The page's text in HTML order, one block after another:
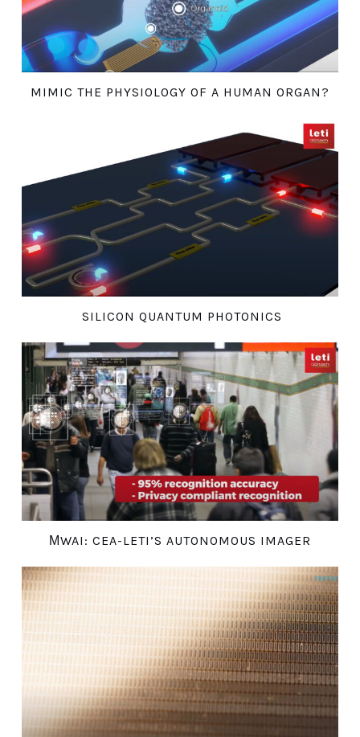
MIMIC THE PHYSIOLOGY OF A HUMAN ORGAN?
SILICON QUANTUM PHOTONICS
ΜWAI: CEA-LETI’S AUTONOMOUS IMAGER